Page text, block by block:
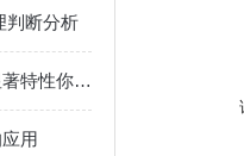
判断分析
静音无油空压机的五大显著特性你可清楚？
用